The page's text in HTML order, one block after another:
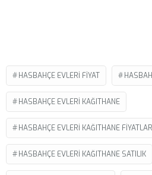
HASBAHÇE EVLERI FIYAT
HASBAHÇE EVLERI KAĞITHANE
HASBAHÇE EVLERI KAĞITHANE FIYATLARI
HASBAHÇE EVLERI KAĞITHANE SATILIK